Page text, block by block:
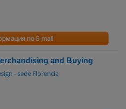
по E-mail
and Buying
- sede Florencia